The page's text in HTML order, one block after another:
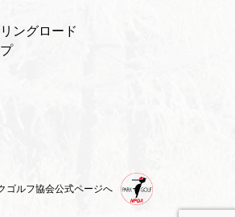
ングロード
ゴルフ協会公式ページへ